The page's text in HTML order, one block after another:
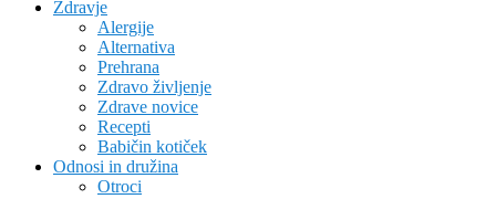
Zdravje
Alergije
Alternativa
Prehrana
Zdravo življenje
Zdrave novice
Recepti
Babičin kotiček
Odnosi in družina
Otroci